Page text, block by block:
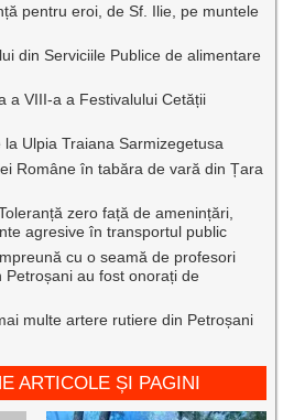
pentru eroi, de Sf. Ilie, pe muntele
din Serviciile Publice de alimentare
a VIII-a a Festivalului Cetății
Ulpia Traiana Sarmizegetusa
Române în tabăra de vară din Țara
zero față de amenințări,
agresive în transportul public
cu o seamă de profesori
Petroșani au fost onorați de
multe artere rutiere din Petroșani
ARTICOLE ȘI PAGINI